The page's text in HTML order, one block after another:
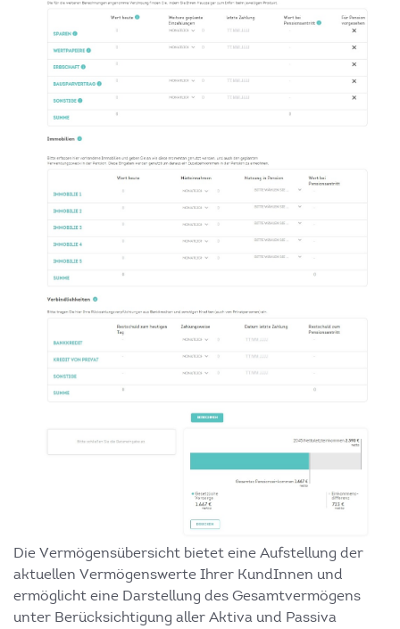
Die Vermögensübersicht bietet eine Aufstellung der
aktuellen Vermögenswerte Ihrer KundInnen und
ermöglicht eine Darstellung des Gesamtvermögens
unter Berücksichtigung aller Aktiva und Passiva